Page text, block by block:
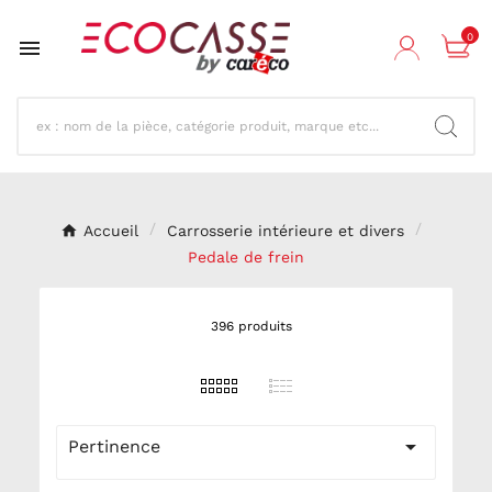
 0
Accueil
Carrosserie intérieure et divers
Pedale de frein
396 produits
Pertinence 